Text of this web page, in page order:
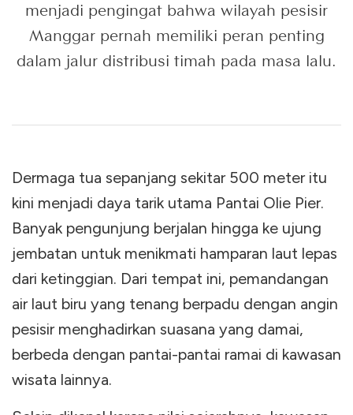
menjadi pengingat bahwa wilayah pesisir
Manggar pernah memiliki peran penting
dalam jalur distribusi timah pada masa lalu.
Dermaga tua sepanjang sekitar 500 meter itu
kini menjadi daya tarik utama Pantai Olie Pier.
Banyak pengunjung berjalan hingga ke ujung
jembatan untuk menikmati hamparan laut lepas
dari ketinggian. Dari tempat ini, pemandangan
air laut biru yang tenang berpadu dengan angin
pesisir menghadirkan suasana yang damai,
berbeda dengan pantai-pantai ramai di kawasan
wisata lainnya.